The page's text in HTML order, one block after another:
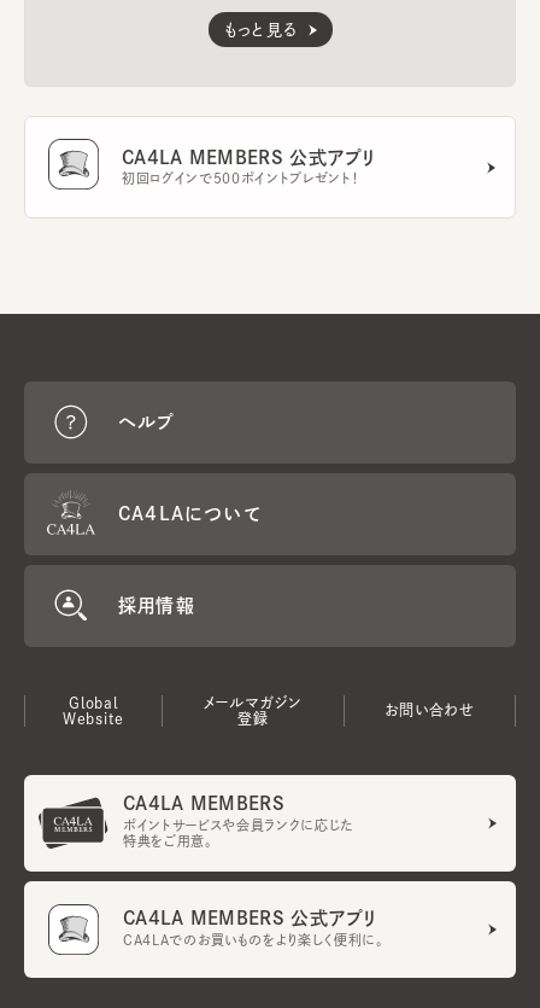
もっと見る
CA4LA MEMBERS 公式アプリ
初回ログインで500ポイントプレゼント！
ヘルプ
CA4LAについて
採用情報
Global
Website
メールマガジン
登録
お問い合わせ
CA4LA MEMBERS
ポイントサービスや会員ランクに応じた
特典をご用意。
CA4LA MEMBERS 公式アプリ
CA4LAでのお買いものをより楽しく便利に。